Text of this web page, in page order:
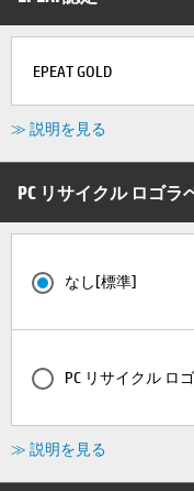
EPEAT GOLD
≫ 説明を見る
PC リサイクル ロゴラ
なし[標準]
PC リサイクル ロ
≫ 説明を見る